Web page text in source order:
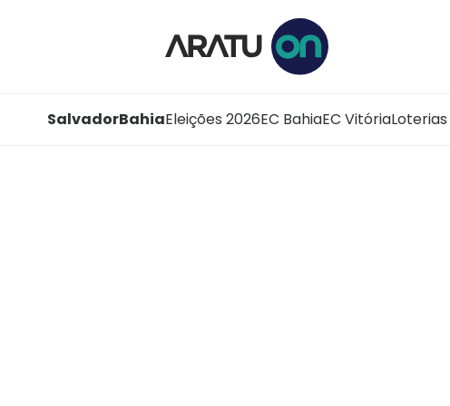
SalvadorBahiaEleições 2026EC BahiaEC VitóriaLoterias